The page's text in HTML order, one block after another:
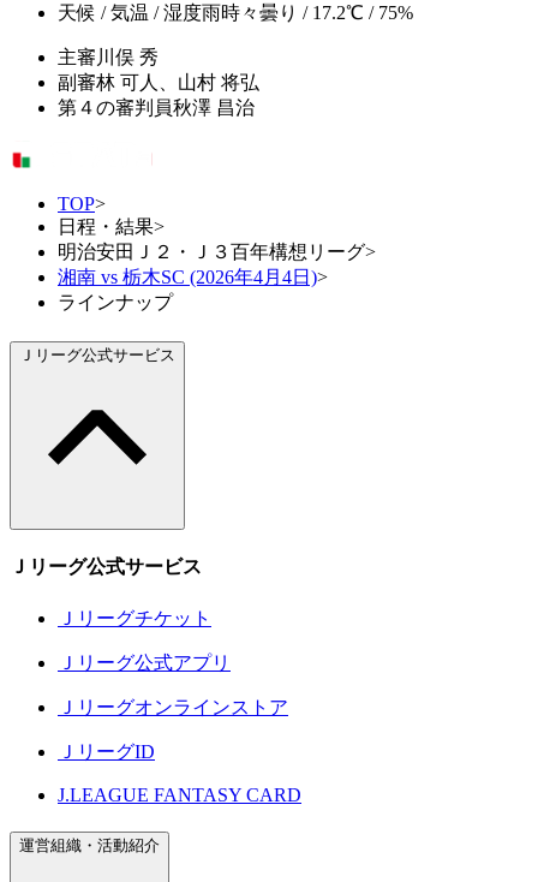
天候 / 気温 / 湿度雨時々曇り / 17.2℃ / 75%
主審 川俣 秀
副審林 可人、山村 将弘
第４の審判員秋澤 昌治
TOP>
日程・結果>
明治安田Ｊ２・Ｊ３百年構想リーグ>
湘南 vs 栃木SC (2026年4月4日)>
ラインナップ
Ｊリーグ公式サービス
Ｊリーグ公式サービス
Ｊリーグチケット
Ｊリーグ公式アプリ
Ｊリーグオンラインストア
ＪリーグID
J.LEAGUE FANTASY CARD
運営組織・活動紹介